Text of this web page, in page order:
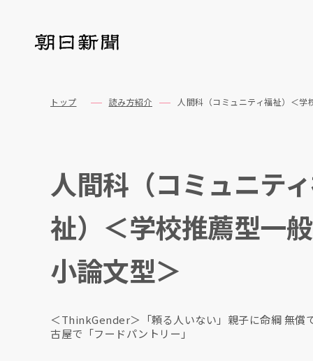
トップ 読み方紹介 人間科（コミュニティ福祉）＜
人間科（コミュニテ
祉）＜学校推薦型一
小論文型＞
＜ThinkGender＞「頼る人いない」親子に命綱 無償
古屋で「フードパントリー」